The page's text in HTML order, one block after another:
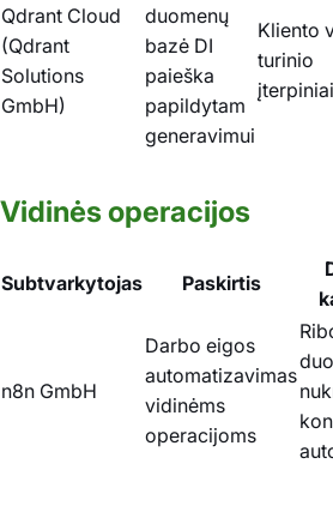
Qdrant Cloud
(Qdrant
Solutions
GmbH)
duomenų
bazė DI
paieška
papildytam
generavimui
Kliento
turinio
įterpiniai
Vidinės operacijos
Subtvarkytojas Paskirtis
n8n GmbH
Darbo eigos
automatizavimas
vidinėms
operacijoms